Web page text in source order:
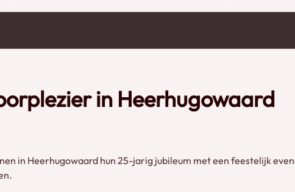
in Heerhugowaard
in Heerhugowaard hun 25-jarig jubileum met een feestelijk